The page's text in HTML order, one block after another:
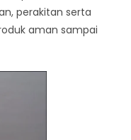
perakitan serta
aman sampai